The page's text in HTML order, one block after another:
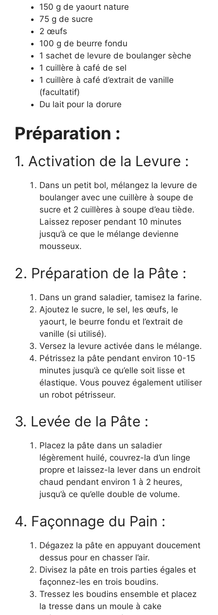
150 g de yaourt nature
75 g de sucre
2 œufs
100 g de beurre fondu
1 sachet de levure de boulanger sèche
1 cuillère à café de sel
1 cuillère à café d’extrait de vanille
(facultatif)
Du lait pour la dorure
Préparation :
1. Activation de la Levure :
Dans un petit bol, mélangez la levure de
boulanger avec une cuillère à soupe de
sucre et 2 cuillères à soupe d’eau tiède.
Laissez reposer pendant 10 minutes
jusqu’à ce que le mélange devienne
mousseux.
2. Préparation de la Pâte :
Dans un grand saladier, tamisez la farine.
Ajoutez le sucre, le sel, les œufs, le
yaourt, le beurre fondu et l’extrait de
vanille (si utilisé).
Versez la levure activée dans le mélange.
Pétrissez la pâte pendant environ 10-15
minutes jusqu’à ce qu’elle soit lisse et
élastique. Vous pouvez également utiliser
un robot pétrisseur.
3. Levée de la Pâte :
Placez la pâte dans un saladier
légèrement huilé, couvrez-la d’un linge
propre et laissez-la lever dans un endroit
chaud pendant environ 1 à 2 heures,
jusqu’à ce qu’elle double de volume.
4. Façonnage du Pain :
Dégazez la pâte en appuyant doucement
dessus pour en chasser l’air.
Divisez la pâte en trois parties égales et
façonnez-les en trois boudins.
Tressez les boudins ensemble et placez
la tresse dans un moule à cake